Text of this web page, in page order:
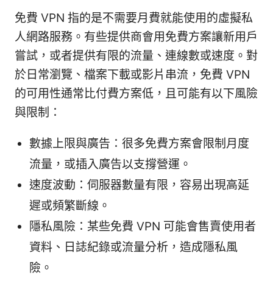
免費 VPN 指的是不需要月費就能使用的虛擬私
人網路服務。有些提供商會用免費方案讓新用戶
嘗試，或者提供有限的流量、連線數或速度。對
於日常瀏覽、檔案下載或影片串流，免費 VPN
的可用性通常比付費方案低，且可能有以下風險
與限制：
數據上限與廣告：很多免費方案會限制月度
流量，或插入廣告以支撐營運。
速度波動：伺服器數量有限，容易出現高延
遲或頻繁斷線。
隱私風險：某些免費 VPN 可能會售賣使用者
資料、日誌紀錄或流量分析，造成隱私風
險。